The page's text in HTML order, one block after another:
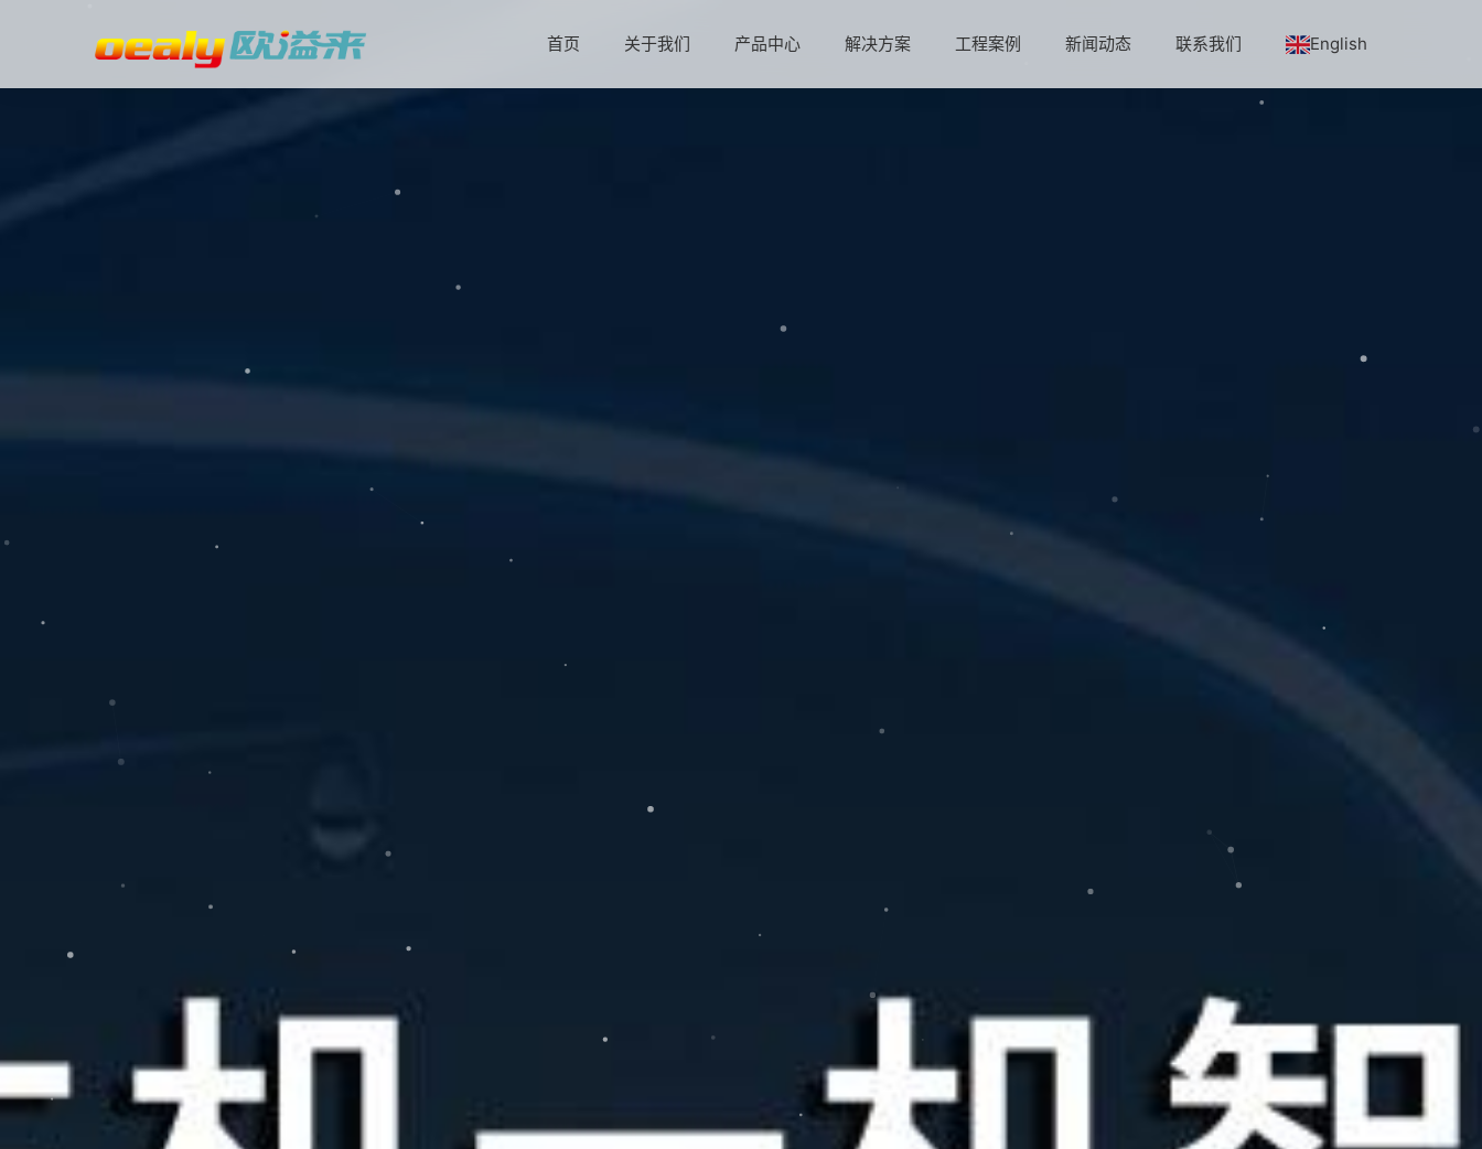
首页 关于我们 产品中心 解决方案 工程案例 新闻动态 联系我们 English